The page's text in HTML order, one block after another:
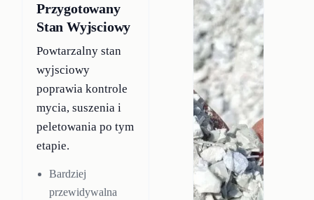
Przygotowany
Stan Wyjsciowy
Powtarzalny stan
wyjsciowy
poprawia kontrole
mycia, suszenia i
peletowania po tym
etapie.
Bardziej
przewidywalna